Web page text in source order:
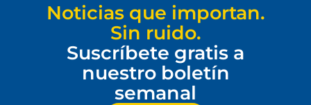
Noticias que importan.
Sin ruido.
Suscríbete gratis a
nuestro boletín
semanal